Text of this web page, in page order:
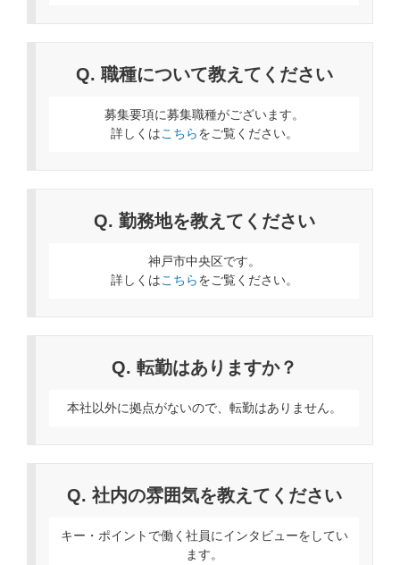
Q. 職種について教えてください
募集要項に募集職種がございます。
詳しくは こちら をご覧ください。
Q. 勤務地を教えてください
神戸市中央区です。
詳しくは こちら をご覧ください。
Q. 転勤はありますか？
本社以外に拠点がないので、転勤はありません。
Q. 社内の雰囲気を教えてください
キー・ポイントで働く社員にインタビューをしてい
ます。